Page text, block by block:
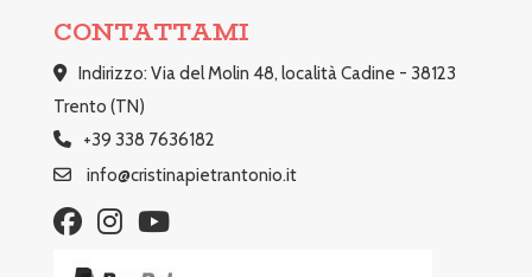
CONTATTAMI
Indirizzo: Via del Molin 48, località Cadine - 38123
Trento (TN)
+39 338 7636182
info@cristinapietrantonio.it